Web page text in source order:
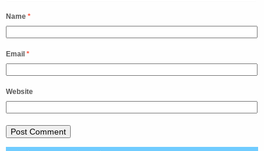
Name *
Email *
Website